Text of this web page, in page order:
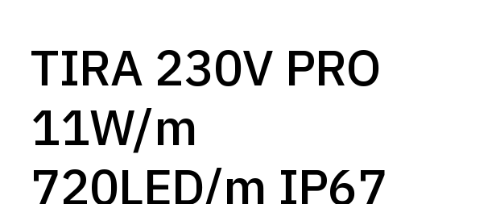
FAQs
Proyectos
Zona de inspiración
Blog
contraseña
TIRA 230V PRO
11W/m
720LED/m IP67